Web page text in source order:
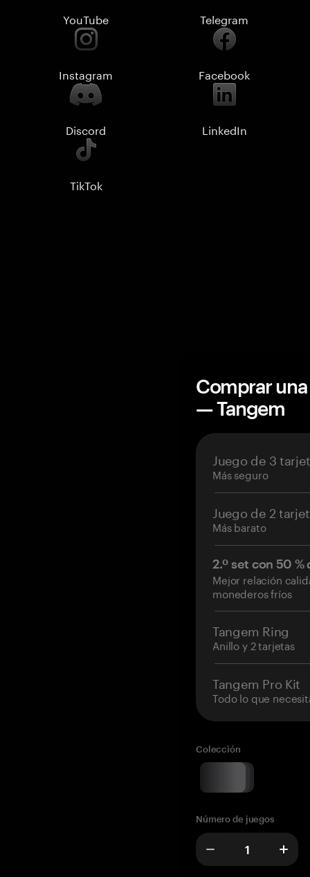
YouTube Telegram
Instagram Facebook
Discord LinkedIn
TikTok
Comprar
— Tangem
Juego de 3
Más seguro
Juego de 2
Más barato
2.º set con 50
Mejor relación
monederos fríos
Tangem Ring
Anillo y 2 tarjetas
Tangem Pro Kit
Todo lo que
Colección
Número de juegos